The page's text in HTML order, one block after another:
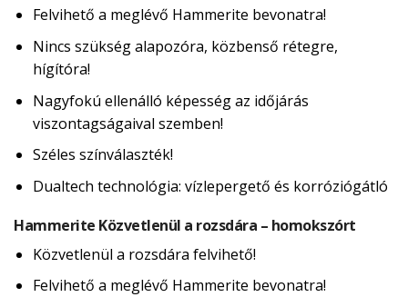
Felvihető a meglévő Hammerite bevonatra!
Nincs szükség alapozóra, közbenső rétegre,
hígítóra!
Nagyfokú ellenálló képesség az időjárás
viszontagságaival szemben!
Széles színválaszték!
Dualtech technológia: vízlepergető és korróziógátló
Hammerite Közvetlenül a rozsdára – homokszórt
Közvetlenül a rozsdára felvihető!
Felvihető a meglévő Hammerite bevonatra!